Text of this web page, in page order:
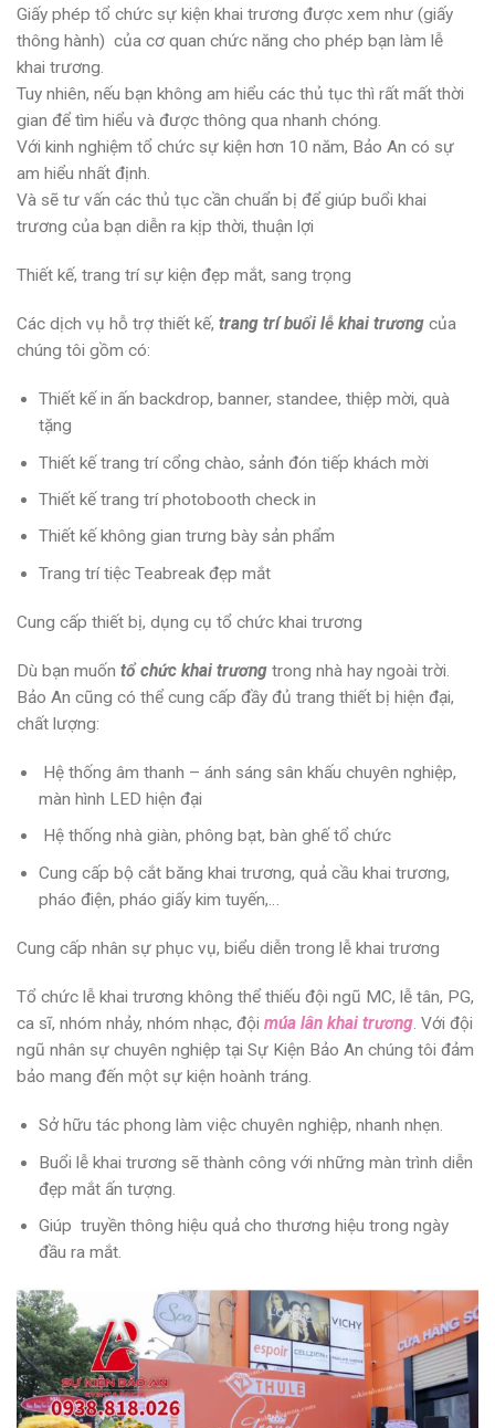
Giấy phép tổ chức sự kiện khai trương được xem như (giấy
thông hành) của cơ quan chức năng cho phép bạn làm lễ
khai trương.
Tuy nhiên, nếu bạn không am hiểu các thủ tục thì rất mất thời
gian để tìm hiểu và được thông qua nhanh chóng.
Với kinh nghiệm tổ chức sự kiện hơn 10 năm, Bảo An có sự
am hiểu nhất định.
Và sẽ tư vấn các thủ tục cần chuẩn bị để giúp buổi khai
trương của bạn diễn ra kịp thời, thuận lợi
Thiết kế, trang trí sự kiện đẹp mắt, sang trọng
Các dịch vụ hỗ trợ thiết kế, trang trí buổi lễ khai trương của
chúng tôi gồm có:
Thiết kế in ấn backdrop, banner, standee, thiệp mời, quà
tặng
Thiết kế trang trí cổng chào, sảnh đón tiếp khách mời
Thiết kế trang trí photobooth check in
Thiết kế không gian trưng bày sản phẩm
Trang trí tiệc Teabreak đẹp mắt
Cung cấp thiết bị, dụng cụ tổ chức khai trương
Dù bạn muốn tổ chức khai trương trong nhà hay ngoài trời.
Bảo An cũng có thể cung cấp đầy đủ trang thiết bị hiện đại,
chất lượng:
Hệ thống âm thanh – ánh sáng sân khấu chuyên nghiệp,
màn hình LED hiện đại
Hệ thống nhà giàn, phông bạt, bàn ghế tổ chức
Cung cấp bộ cắt băng khai trương, quả cầu khai trương,
pháo điện, pháo giấy kim tuyến,…
Cung cấp nhân sự phục vụ, biểu diễn trong lễ khai trương
Tổ chức lễ khai trương không thể thiếu đội ngũ MC, lễ tân, PG,
ca sĩ, nhóm nhảy, nhóm nhạc, đội múa lân khai trương. Với đội
ngũ nhân sự chuyên nghiệp tại Sự Kiện Bảo An chúng tôi đảm
bảo mang đến một sự kiện hoành tráng.
Sở hữu tác phong làm việc chuyên nghiệp, nhanh nhẹn.
Buổi lễ khai trương sẽ thành công với những màn trình diễn
đẹp mắt ấn tượng.
Giúp truyền thông hiệu quả cho thương hiệu trong ngày
đầu ra mắt.